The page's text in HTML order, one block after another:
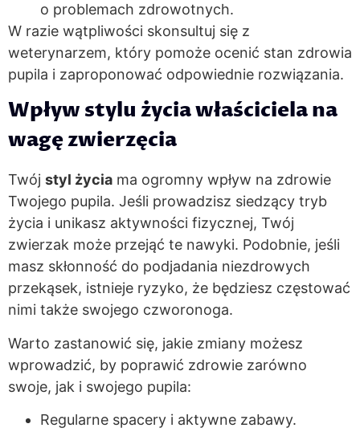
o problemach zdrowotnych.
W razie wątpliwości skonsultuj się z
weterynarzem, który pomoże ocenić stan zdrowia
pupila i zaproponować odpowiednie rozwiązania.
Wpływ stylu życia właściciela na
wagę zwierzęcia
Twój styl życia ma ogromny wpływ na zdrowie
Twojego pupila. Jeśli prowadzisz siedzący tryb
życia i unikasz aktywności fizycznej, Twój
zwierzak może przejąć te nawyki. Podobnie, jeśli
masz skłonność do podjadania niezdrowych
przekąsek, istnieje ryzyko, że będziesz częstować
nimi także swojego czworonoga.
Warto zastanowić się, jakie zmiany możesz
wprowadzić, by poprawić zdrowie zarówno
swoje, jak i swojego pupila:
Regularne spacery i aktywne zabawy.